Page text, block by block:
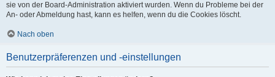
sie von der Board-Administration aktiviert wurden. Wenn du Probleme bei der
An- oder Abmeldung hast, kann es helfen, wenn du die Cookies löscht.
Nach oben
Benutzerpräferenzen und -einstellungen